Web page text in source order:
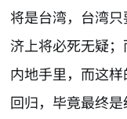
将是台湾，台湾
济上将必死无疑
内地手里，而这
回归，毕竟最终